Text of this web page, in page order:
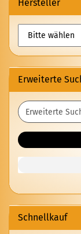
Hersteller
Erweiterte
Erweiterte
Suche
Schnellkauf